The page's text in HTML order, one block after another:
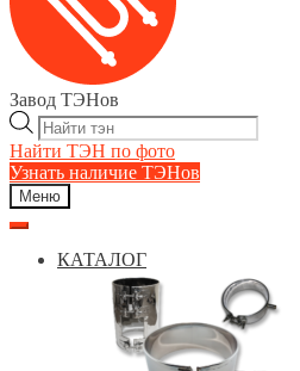
Завод ТЭНов
Поиск
товаров
Найти ТЭН по фото
Узнать наличие ТЭНов
Меню
КАТАЛОГ